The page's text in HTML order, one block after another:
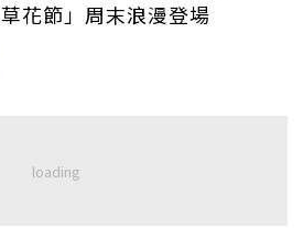
草花節」周末浪漫登場